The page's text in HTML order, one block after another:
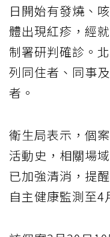
日開始有發燒、
體出現紅疹，經
制署研判確診。
列同住者、同事
者。
衛生局表示，個
活動史，相關場
已加強清消，提
自主健康監測至4